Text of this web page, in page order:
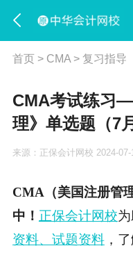
首页> CMA> 复习指导
CMA考试练习
理》单选题（7
来源： 正保会计网校 2024-07-
CMA（美国注册管
中 ！ 正保会计网校
资料、试题资料，